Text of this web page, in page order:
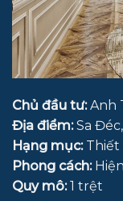
Chủ đầu tư:Anh
Địa điểm:Sa
Hạng mục:Thiết
Phong cách:
Quy mô:1 trệt